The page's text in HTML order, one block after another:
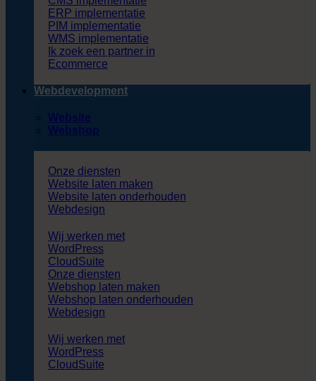
ERP implementatie
PIM implementatie
WMS implementatie
Ik zoek een partner in
Ecommerce
Webdevelopment
Website
Webshop
Onze diensten
Website laten maken
Website laten onderhouden
Webdesign
Wij werken met
WordPress
CloudSuite
Onze diensten
Webshop laten maken
Webshop laten onderhouden
Webdesign
Wij werken met
WordPress
CloudSuite